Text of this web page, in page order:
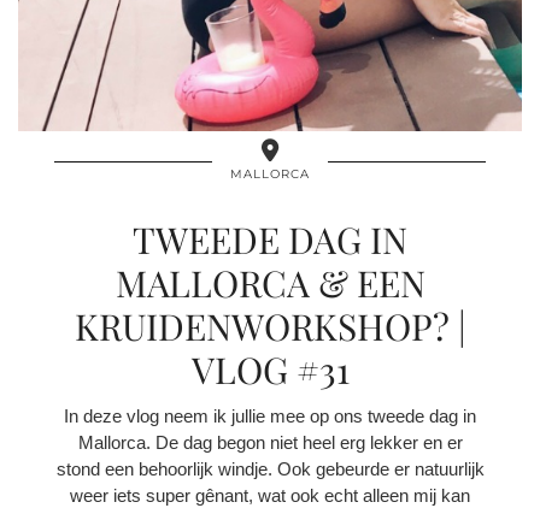
MALLORCA
TWEEDE DAG IN
MALLORCA & EEN
KRUIDENWORKSHOP? |
VLOG #31
In deze vlog neem ik jullie mee op ons tweede dag in
Mallorca. De dag begon niet heel erg lekker en er
stond een behoorlijk windje. Ook gebeurde er natuurlijk
weer iets super gênant, wat ook echt alleen mij kan